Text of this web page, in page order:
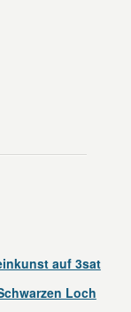
auf 3sat
Loch